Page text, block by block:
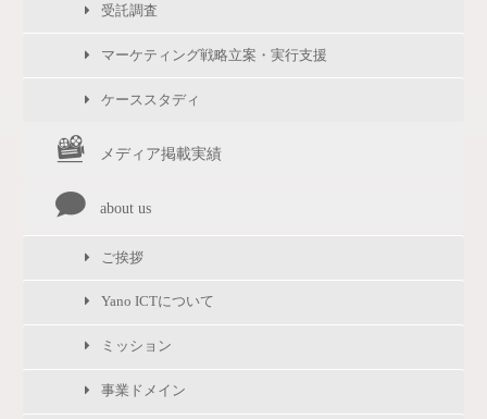
受託調査
マーケティング戦略立案・実行支援
ケーススタディ
メディア掲載実績
about us
ご挨拶
Yano ICTについて
ミッション
事業ドメイン